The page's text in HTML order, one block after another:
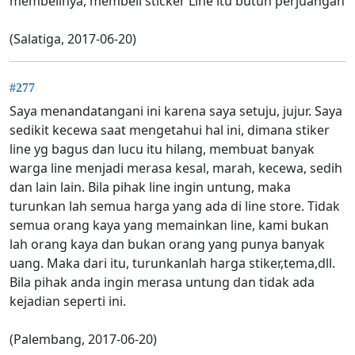
(Salatiga, 2017-06-20)
#277
Saya menandatangani ini karena saya setuju, jujur. Saya
sedikit kecewa saat mengetahui hal ini, dimana stiker
line yg bagus dan lucu itu hilang, membuat banyak
warga line menjadi merasa kesal, marah, kecewa, sedih
dan lain lain. Bila pihak line ingin untung, maka
turunkan lah semua harga yang ada di line store. Tidak
semua orang kaya yang memainkan line, kami bukan
lah orang kaya dan bukan orang yang punya banyak
uang. Maka dari itu, turunkanlah harga stiker,tema,dll.
Bila pihak anda ingin merasa untung dan tidak ada
kejadian seperti ini.
(Palembang, 2017-06-20)